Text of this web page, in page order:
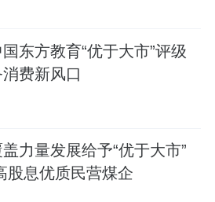
东方教育“优于大市”评级
费新风口
力量发展给予“优于大市”
股息优质民营煤企